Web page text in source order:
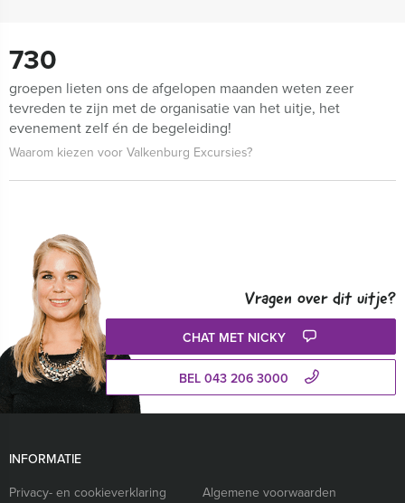
730
groepen lieten ons de afgelopen maanden weten zeer
tevreden te zijn met de organisatie van het uitje, het
evenement zelf én de begeleiding!
Waarom kiezen voor Valkenburg Excursies?
Vragen over dit uitje?
CHAT MET NICKY
BEL 043 206 3000
INFORMATIE
Privacy- en cookieverklaring
Algemene voorwaarden